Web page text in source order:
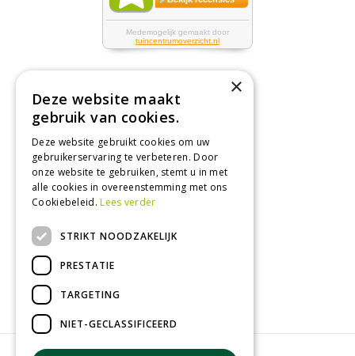
Tuincentrum
Nieuws
Tuintips
Tuincentrum
Tuinplanten
×
Deze website maakt
gebruik van cookies.
Deze website gebruikt cookies om uw
gebruikerservaring te verbeteren. Door
onze website te gebruiken, stemt u in met
alle cookies in overeenstemming met ons
Cookiebeleid.Lees verder
STRIKT NOODZAKELIJK
PRESTATIE
TARGETING
NIET-GECLASSIFICEERD